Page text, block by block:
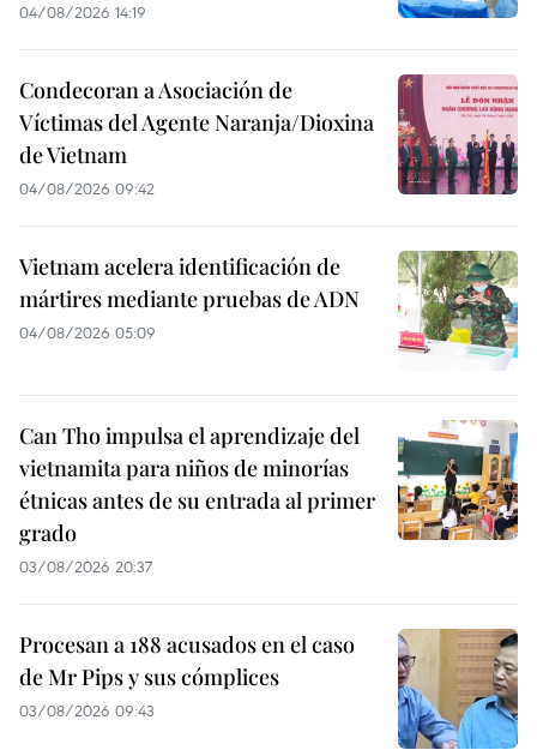
04/08/2026 14:19
Condecoran a Asociación de
Víctimas del Agente Naranja/Dioxina
de Vietnam
04/08/2026 09:42
Vietnam acelera identificación de
mártires mediante pruebas de ADN
04/08/2026 05:09
Can Tho impulsa el aprendizaje del
vietnamita para niños de minorías
étnicas antes de su entrada al primer
grado
03/08/2026 20:37
Procesan a 188 acusados en el caso
de Mr Pips y sus cómplices
03/08/2026 09:43